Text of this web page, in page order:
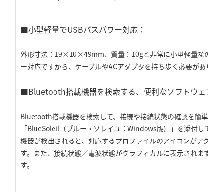
■小型軽量でUSBバスパワー対応：
外形寸法：19×10×49mm、質量：10gと非常に小型軽量なの
ー対応ですから、ケーブルやACアダプタを持ち歩く必要があり
■Bluetooth搭載機器を検索する、便利なソフトウェア
Bluetooth搭載機器を検索して、接続や接続状態の確認を簡単
「BlueSoleil（ブルー・ソレイユ：Windows版）」を添付して
機器が検出されると、対応するプロファイルのアイコンがアク
す。また、接続状態／電波状態がグラフィカルに表示されます
す。